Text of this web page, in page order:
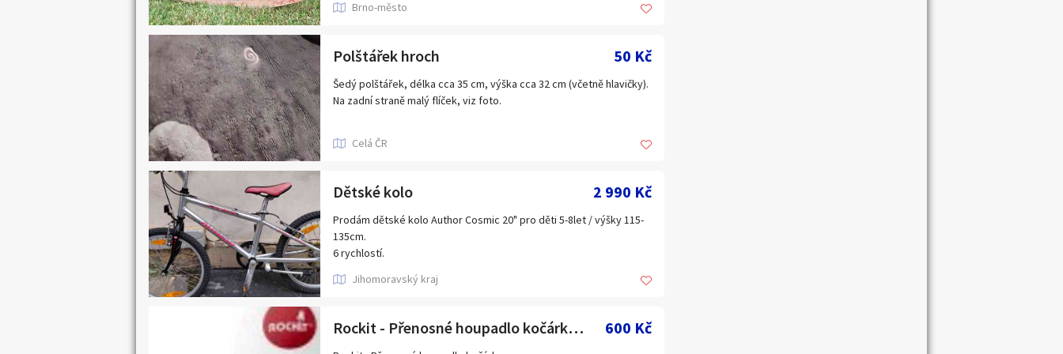
ihned v Brně. V případě zájmu volejte 602 517 872.
Brno-město
Polštářek hroch 50 Kč
Šedý polštářek, délka cca 35 cm, výška cca 32 cm (včetně hlavičky).
Na zadní straně malý flíček, viz foto.
Celá ČR
Dětské kolo 2 990 Kč
Prodám dětské kolo Author Cosmic 20" pro děti 5-8let / výšky 115-
135cm.
6 rychlostí.
Jihomoravský kraj
Rockit - Přenosné houpadlo kočárku (na baterie AA) 600 Kč